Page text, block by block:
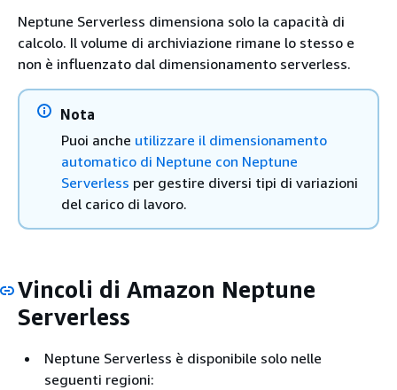
Neptune Serverless dimensiona solo la capacità di
calcolo. Il volume di archiviazione rimane lo stesso e
non è influenzato dal dimensionamento serverless.
Nota
Puoi anche utilizzare il dimensionamento
automatico di Neptune con Neptune
Serverless per gestire diversi tipi di variazioni
del carico di lavoro.
Vincoli di Amazon Neptune
Serverless
Neptune Serverless è disponibile solo nelle
seguenti regioni: